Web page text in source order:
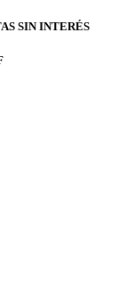
SIN INTERÉS